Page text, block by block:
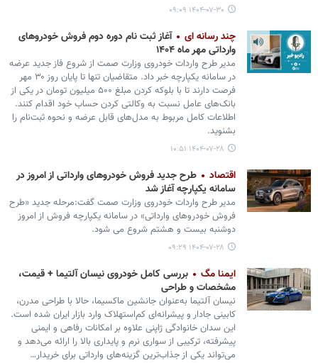
۱۴۰۴-۰۷-۳۰ ۰۹:۰۹
چند رسانه ای
آغاز ثبت نام دوره دوم فروش خودروهای
وارداتی مهر ماه ۱۴۰۴
مدیر طرح واردات خودروی وزارت صمت از شروع فاز جدید عرضه
در سامانه یکپارچه خبر داد. متقاضیان تنها تا پایان روز ۳۰ مهر
فرصت دارند تا با بلوکه کردن مبلغ ۵۰۰ میلیون تومان در یکی از
بانک‌های عامل نسبت به وکالتی کردن حساب خود اقدام کنند.
اطلاعات کامل مربوط به مدل‌های قابل عرضه و نحوه ثبت‌نام را
بشنوید.
۱۴۰۴-۰۷-۲۸ ۱۰:۵۱
اقتصاد
طرح جدید فروش خودروهای وارداتی از امروز در
سامانه یکپارچه آغاز شد
مدیر طرح واردات خودروی وزارت صمت گفت:مرحله جدید «طرح
فروش خودروهای وارداتی» در سامانه یکپارچه فروش از امروز
دوشنبه بیست و هشتم شروع می شود.
۱۴۰۴-۰۷-۲۸ ۰۹:۲۹
ایمنا مگ
بررسی کامل خودروی نیسان آلتیما + قیمت،
مشخصات و طراحی
نیسان آلتیما به‌عنوان جانشین ماکسیما، حالا با طراحی مدرن،
کابینی جادار و پیشرانه‌ای کم‌استهلاک وارد بازار ایران شده است.
این سدان خانوادگی ژاپنی علاوه بر امکانات رفاهی و ایمنی
پیشرفته، ترکیبی از سواری نرم و پایداری بالا را ارائه می‌دهد و
می‌تواند یکی از جذاب‌ترین گزینه‌های وارداتی برای خریدار…